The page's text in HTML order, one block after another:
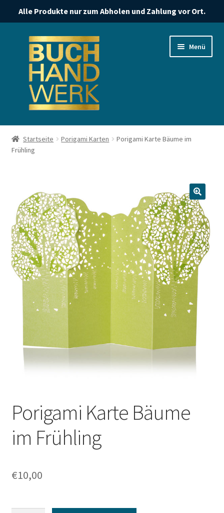
Alle Produkte nur zum Abholen und Zahlung vor Ort.
Navigation
springen
springen
Menü
Start
Datenschutzerklärung
Kasse
Porigami
Warenkorb
Startseite Porigami Karten
Porigami Karte Bäume im
Frühling
Porigami Karte Bäume
im Frühling
€10,00